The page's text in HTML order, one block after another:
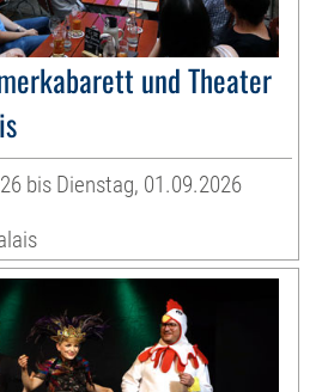
und Theater
bis Dienstag, 01.09.2026